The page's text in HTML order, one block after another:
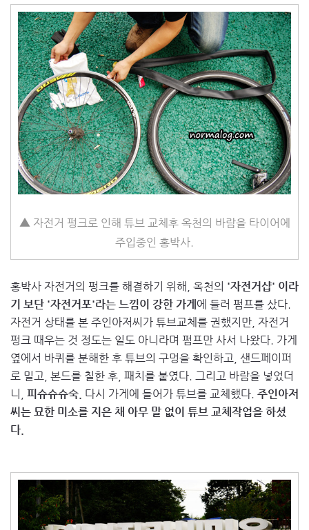
▲ 자전거 펑크로 인해 튜브 교체후 옥천의 바람을 타이어에
주입중인 홍박사.
홍박사 자전거의 펑크를 해결하기 위해, 옥천의 '자전거샵' 이라
기 보단 '자전거포'라는 느낌이 강한 가게 에 들러 펌프를 샀다.
자전거 상태를 본 주인아저씨가 튜브교체를 권했지만, 자전거
펑크 때우는 것 정도는 일도 아니라며 펌프만 사서 나왔다. 가게
옆에서 바퀴를 분해한 후 튜브의 구멍을 확인하고, 샌드페이퍼
로 밀고, 본드를 칠한 후, 패치를 붙였다. 그리고 바람을 넣었더
니, 피슈슈슈숙. 다시 가게에 들어가 튜브를 교체했다. 주인아저
씨는 묘한 미소를 지은 채 아무 말 없이 튜브 교체작업을 하셨
다.